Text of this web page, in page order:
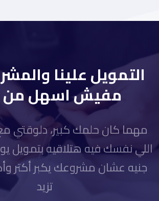
التمويل علينا
مفيش اسهل من
مهما كان حلمك كبير، دلوقتي مع
جنيه عشان مشروعك يكبر أكتر
تزيد